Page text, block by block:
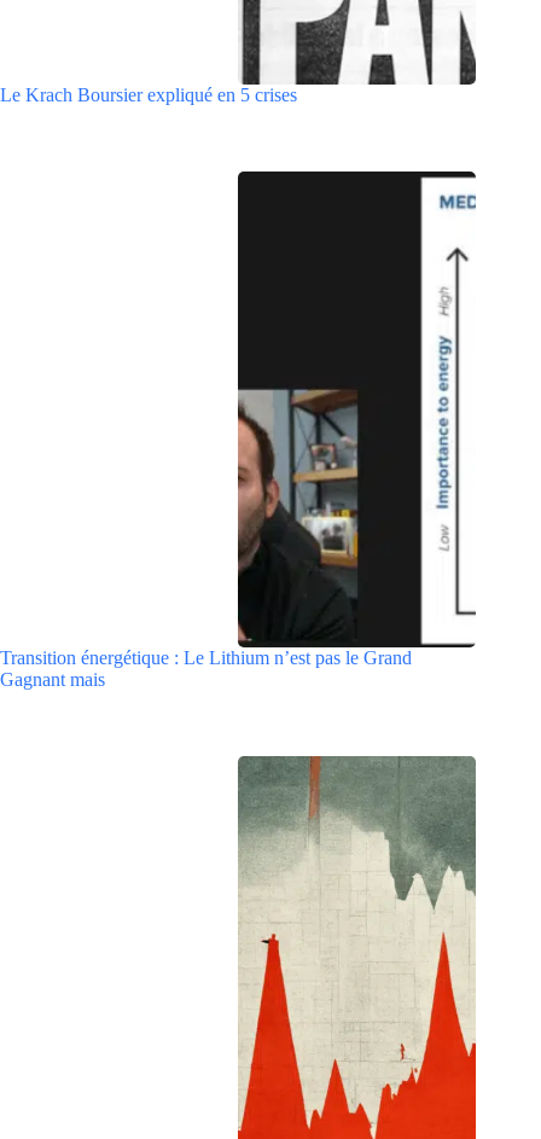
Le Krach Boursier expliqué en 5 crises
Transition énergétique : Le Lithium n’est pas le Grand
Gagnant mais